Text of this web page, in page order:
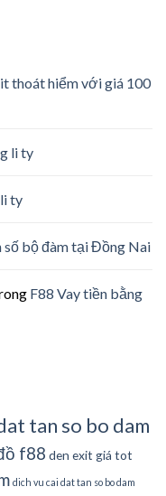
thoát hiểm với giá 100
li ty
ty
số bộ đàm tại Đồng Nai
F88 Vay tiền bằng
tan so bo dam
f88 den exit giá tot
dich vu cai dat tan so bo dam